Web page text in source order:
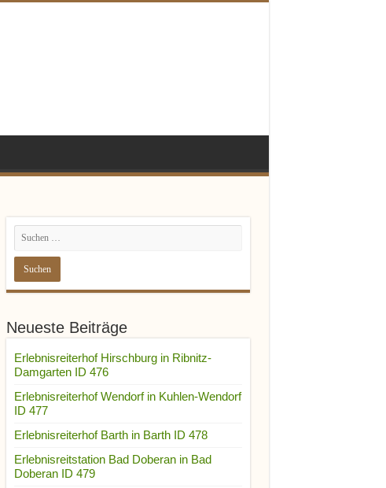
Neueste Beiträge
Erlebnisreiterhof Hirschburg in Ribnitz-
Damgarten ID 476
Erlebnisreiterhof Wendorf in Kuhlen-Wendorf
ID 477
Erlebnisreiterhof Barth in Barth ID 478
Erlebnisreitstation Bad Doberan in Bad
Doberan ID 479